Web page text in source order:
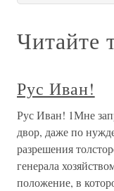
Читайте
Рус Иван!
Рус Иван! 1Мне
двор, даже по
разрешения
генерала
положение, в